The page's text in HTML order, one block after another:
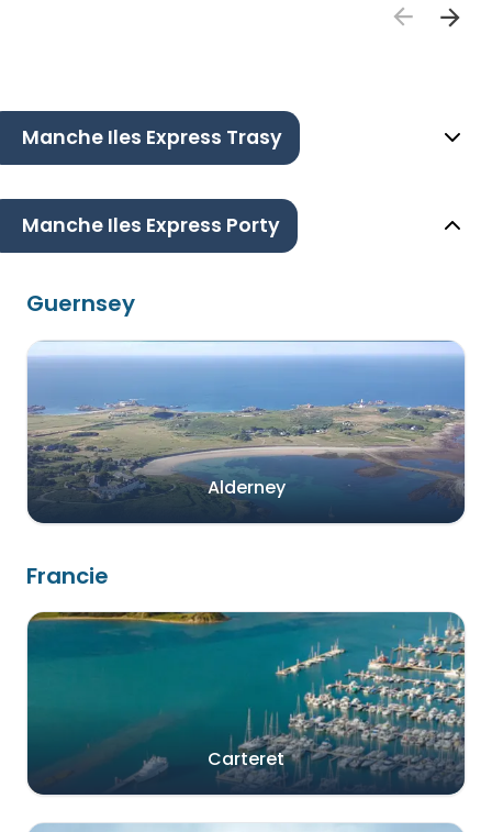
Manche Iles Express Trasy
Manche Iles Express Porty
Guernsey
Alderney
Francie
Carteret